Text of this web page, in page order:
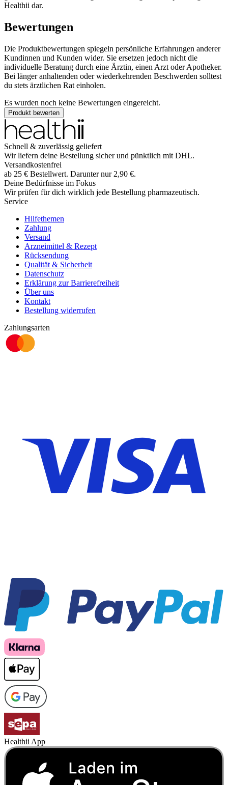
Healthii dar.
Bewertungen
Die Produktbewertungen spiegeln persönliche Erfahrungen anderer
Kundinnen und Kunden wider. Sie ersetzen jedoch nicht die
individuelle Beratung durch eine Ärztin, einen Arzt oder Apotheker.
Bei länger anhaltenden oder wiederkehrenden Beschwerden solltest
du stets ärztlichen Rat einholen.
Es wurden noch keine Bewertungen eingereicht.
Produkt bewerten
Schnell & zuverlässig geliefert
Wir liefern deine Bestellung sicher und pünktlich mit DHL.
Versandkostenfrei
ab 25 € Bestellwert. Darunter nur 2,90 €.
Deine Bedürfnisse im Fokus
Wir prüfen für dich wirklich jede Bestellung pharmazeutisch.
Service
Hilfethemen
Zahlung
Versand
Arzneimittel & Rezept
Rücksendung
Qualität & Sicherheit
Datenschutz
Erklärung zur Barrierefreiheit
Über uns
Kontakt
Bestellung widerrufen
Zahlungsarten
Healthii App